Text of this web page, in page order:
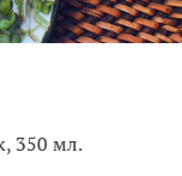
350 мл.